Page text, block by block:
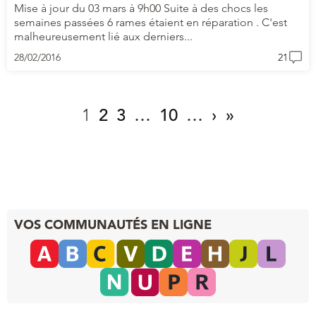
Mise à jour du 03 mars à 9h00 Suite à des chocs les
semaines passées 6 rames étaient en réparation . C'est
malheureusement lié aux derniers...
28/02/2016 21
1 2 3 … 10 … › »
VOS COMMUNAUTÉS EN LIGNE